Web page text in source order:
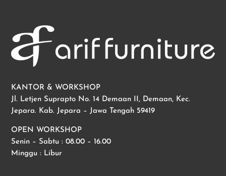
KANTOR & WORKSHOP
Jl. Letjen Suprapto No. 14 Demaan II, Demaan, Kec.
Jepara. Kab. Jepara – Jawa Tengah 59419
OPEN WORKSHOP
Senin – Sabtu : 08.00 – 16.00
Minggu : Libur